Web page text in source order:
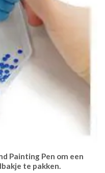
Painting Pen om een
te pakken.